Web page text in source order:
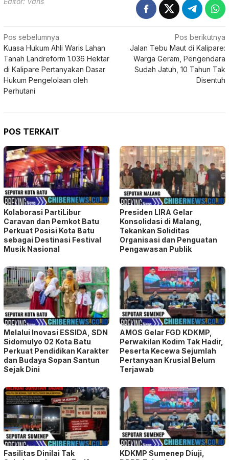
di Kalipare Pertanyakan Dasar
Sudah Jatuh, 10 Tahun Tak
Disentuh
POS TERKAIT
Kolaborasi PartiLibur
Caravan dan Pemkot Batu
Perkuat Posisi Kota Batu
sebagai Destinasi Festival
Musik Nasional
Presiden LIRA Gelar
Konsolidasi di Malang,
Tekankan Soliditas
Organisasi dan Penguatan
Pengawasan Publik
Melalui Inovasi ESSIDA, SDN
Sidomulyo 02 Kota Batu
Perkuat Pendidikan Karakter
dan Budaya Sopan Santun
Sejak Dini
AMOS Gelar FGD KDKMP,
Perwakilan Kodim Tak Hadir,
Peserta Kecewa Sejumlah
Pertanyaan Krusial Belum
Terjawab
Fasilitas Dinilai Tak
Seimbang dengan Tarif,
Turnamen PBV Protek Tuai
Sorotan Tajam
KDKMP Sumenep Diuji,
DPRD Tekankan
Transparansi Pengadaan,
PKDI Desak Pelibatan
Kepala Desa